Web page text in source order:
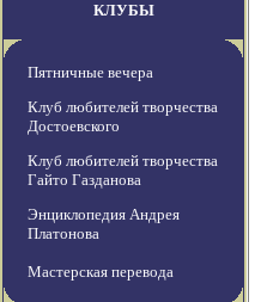
КЛУБЫ
Пятничные вечера
Клуб любителей творчества
Достоевского
Клуб любителей творчества
Гайто Газданова
Энциклопедия Андрея
Платонова
Мастерская перевода